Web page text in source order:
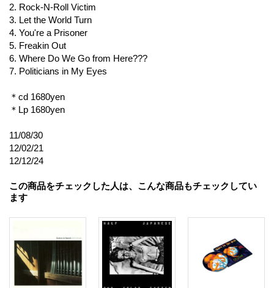
2. Rock-N-Roll Victim
3. Let the World Turn
4. You're a Prisoner
5. Freakin Out
6. Where Do We Go from Here???
7. Politicians in My Eyes
＊cd 1680yen
＊Lp 1680yen
11/08/30
12/02/21
12/12/24
この商品をチェックした人は、こんな商品もチェックしてい
ます